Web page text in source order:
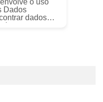
o uso
Dados
dados
-